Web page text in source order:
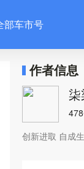
部车市号
作者信息
478
创新进取 自成